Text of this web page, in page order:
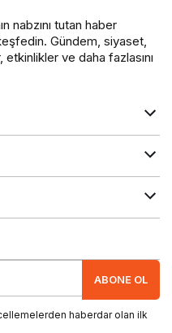
nabzını tutan haber
Gündem, siyaset,
ve daha fazlasını
ABONE OL
haberdar olan ilk